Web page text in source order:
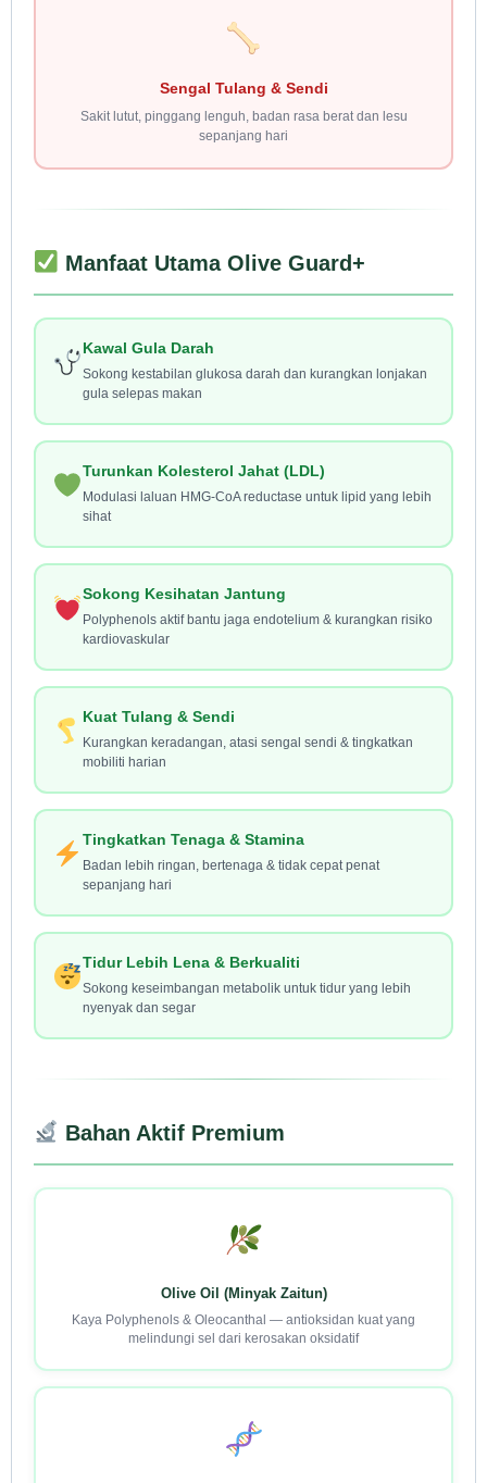
Sengal Tulang & Sendi
Sakit lutut, pinggang lenguh, badan rasa berat dan lesu
sepanjang hari
Manfaat Utama Olive Guard+
Kawal Gula Darah
Sokong kestabilan glukosa darah dan kurangkan lonjakan
gula selepas makan
Turunkan Kolesterol Jahat (LDL)
Modulasi laluan HMG-CoA reductase untuk lipid yang lebih
sihat
Sokong Kesihatan Jantung
Polyphenols aktif bantu jaga endotelium & kurangkan risiko
kardiovaskular
Kuat Tulang & Sendi
Kurangkan keradangan, atasi sengal sendi & tingkatkan
mobiliti harian
Tingkatkan Tenaga & Stamina
Badan lebih ringan, bertenaga & tidak cepat penat
sepanjang hari
Tidur Lebih Lena & Berkualiti
Sokong keseimbangan metabolik untuk tidur yang lebih
nyenyak dan segar
Bahan Aktif Premium
Olive Oil (Minyak Zaitun)
Kaya Polyphenols & Oleocanthal — antioksidan kuat yang
melindungi sel dari kerosakan oksidatif